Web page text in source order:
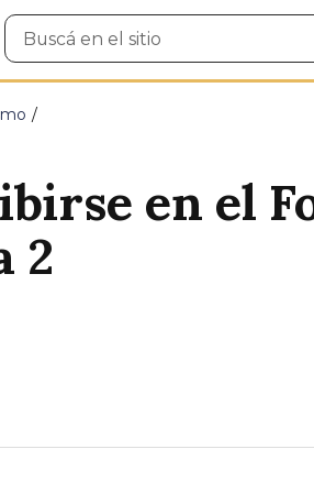
Buscar
en
en el
2